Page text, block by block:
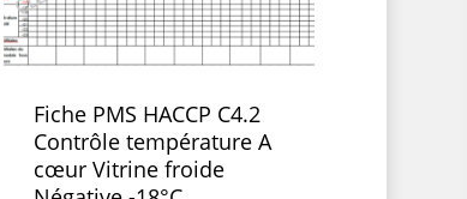
Fiche PMS HACCP C4.2
Contrôle température A
cœur Vitrine froide